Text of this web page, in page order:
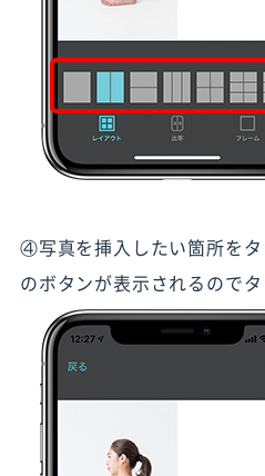
④写真を挿入したい箇所をタ
のボタンが表示されるのでタ